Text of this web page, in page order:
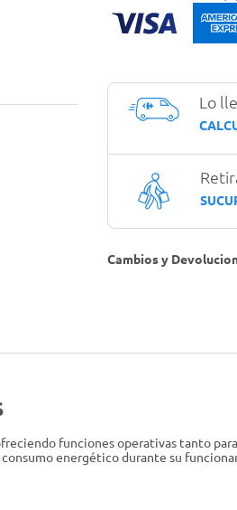
Lo
Cambios y
funciones operativas tanto
energético durante su